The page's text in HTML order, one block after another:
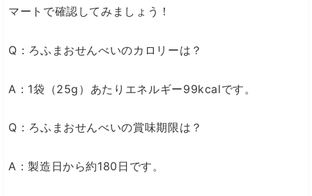
マートで確認してみましょう！
Q：ろふまおせんべいのカロリーは？
A：1袋（25g）あたりエネルギー99kcalです。
Q：ろふまおせんべいの賞味期限は？
A：製造日から約180日です。